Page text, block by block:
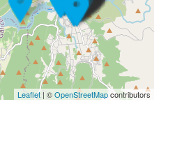
Leaflet| ©OpenStreetMapcontributors